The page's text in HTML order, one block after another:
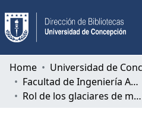
Communities & Collections
All of DSpace
Home
Facultad de Ingeniería Agrícola
Rol de los glaciares de montaña y controles físicos en la dinámica hidrológica de las cuencas de cabecera de los Andes Húmedos